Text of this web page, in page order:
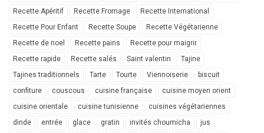
Recette Apéritif
Recette Fromage
Recette International
Recette Pour Enfant
Recette Soupe
Recette Végétarienne
Recette de noel
Recette pains
Recette pour maigrir
Recette rapide
Recette salés Saint valentin
Tajine
Tajines traditionnels
Tarte Tourte Viennoiserie
biscuit
confiture
couscous cuisine française
cuisine moyen orient
cuisine orientale
cuisine tunisienne
cuisines végétariennes
dinde
entrée glace gratin invités choumicha jus